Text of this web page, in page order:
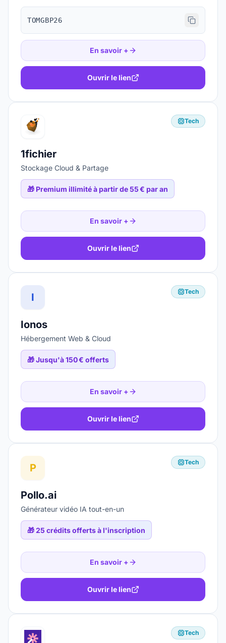
TOMGBP26
En savoir +
Ouvrir le lien
Tech
1fichier
Stockage Cloud & Partage
🎁 Premium illimité à partir de 55 € par an
En savoir +
Ouvrir le lien
I Tech
Ionos
Hébergement Web & Cloud
🎁Jusqu'à 150 € offerts
En savoir +
Ouvrir le lien
P Tech
Pollo.ai
Générateur vidéo IA tout-en-un
🎁25 crédits offerts à l'inscription
En savoir +
Ouvrir le lien
Tech